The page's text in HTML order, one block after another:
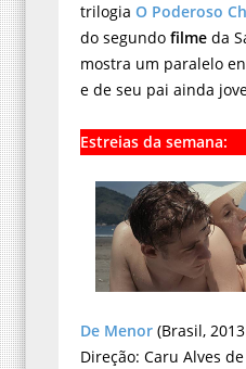
trilogia O Poderoso
do segundo filme da
mostra um paralelo
e de seu pai ainda
Estreias da semana:
De Menor (Brasil, 2013
Direção: Caru Alves